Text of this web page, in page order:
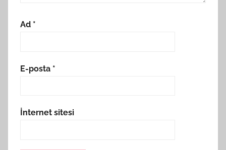
Ad *
E-posta *
İnternet sitesi